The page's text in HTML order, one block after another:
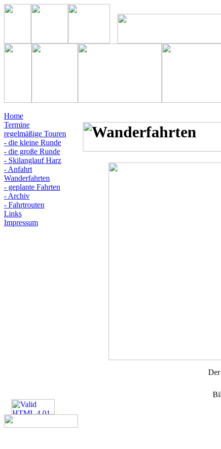
Home
Termine
regelmäßige Touren
- die kleine Runde
- die große Runde
- Skilanglauf Harz
- Anfahrt
Wanderfahrten
- geplante Fahrten
- Archiv
- Fahrtrouten
Links
Impressum
Der